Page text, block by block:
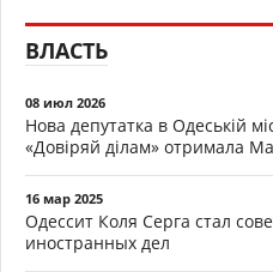
ВЛАСТЬ
08 июл 2026
Нова депутатка в Одеській
«Довіряй ділам» отримала
16 мар 2025
Одессит Коля Серга стал
иностранных дел